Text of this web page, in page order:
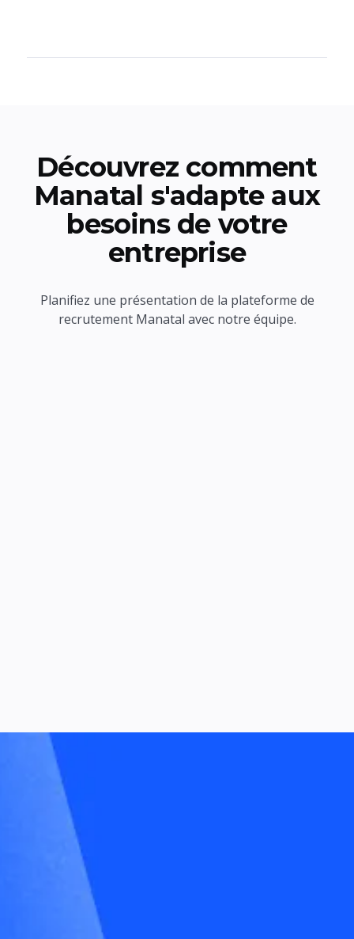
Découvrez comment
Manatal s'adapte aux
besoins de votre
entreprise
Planifiez une présentation de la plateforme de
recrutement Manatal avec notre équipe.